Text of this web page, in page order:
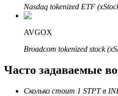
Nasdaq tokenized ETF
AVGOX
Broadcom tokenized stock
Часто задаваемые
Сколько стоит 1 STPT в